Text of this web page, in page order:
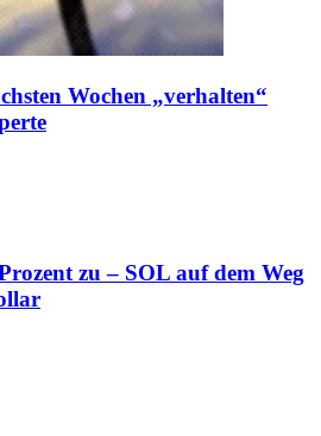
Wochen „verhalten“
zu – SOL auf dem Weg